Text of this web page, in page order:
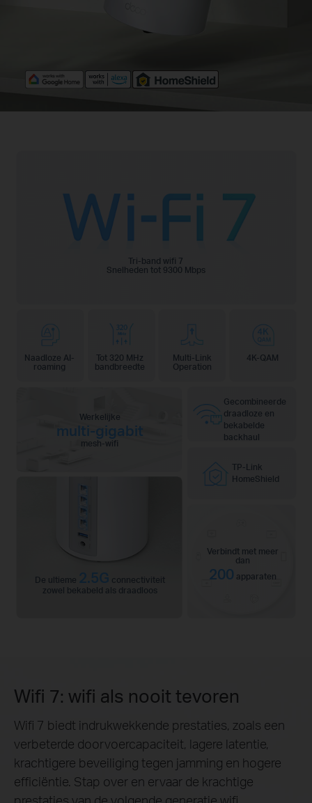
Tri-band wifi 7
Snelheden tot 9300 Mbps
Naadloze AI-
roaming
Tot 320 MHz
bandbreedte
Multi-Link
Operation
4K-QAM
Werkelijke
multi-gigabit
mesh-wifi
Verbindt met meer
dan
200 apparaten
De ultieme 2.5G connectiviteit
zowel bekabeld als draadloos
Gecombineerde
draadloze en
bekabelde
backhaul
TP-Link
HomeShield
Wifi 7: wifi als nooit tevoren
Wifi 7 biedt indrukwekkende prestaties, zoals een
verbeterde doorvoercapaciteit, lagere latentie,
krachtigere beveiliging tegen jamming en hogere
efficiëntie. Stap over en ervaar de krachtige
prestaties van de volgende generatie wifi.